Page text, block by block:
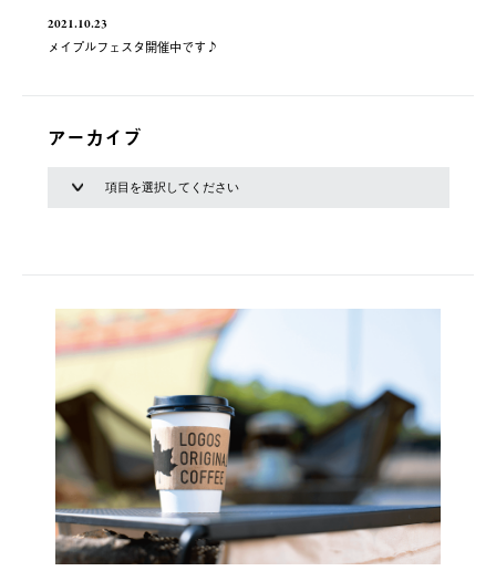
2021.10.23
メイプルフェスタ開催中です♪
アーカイブ